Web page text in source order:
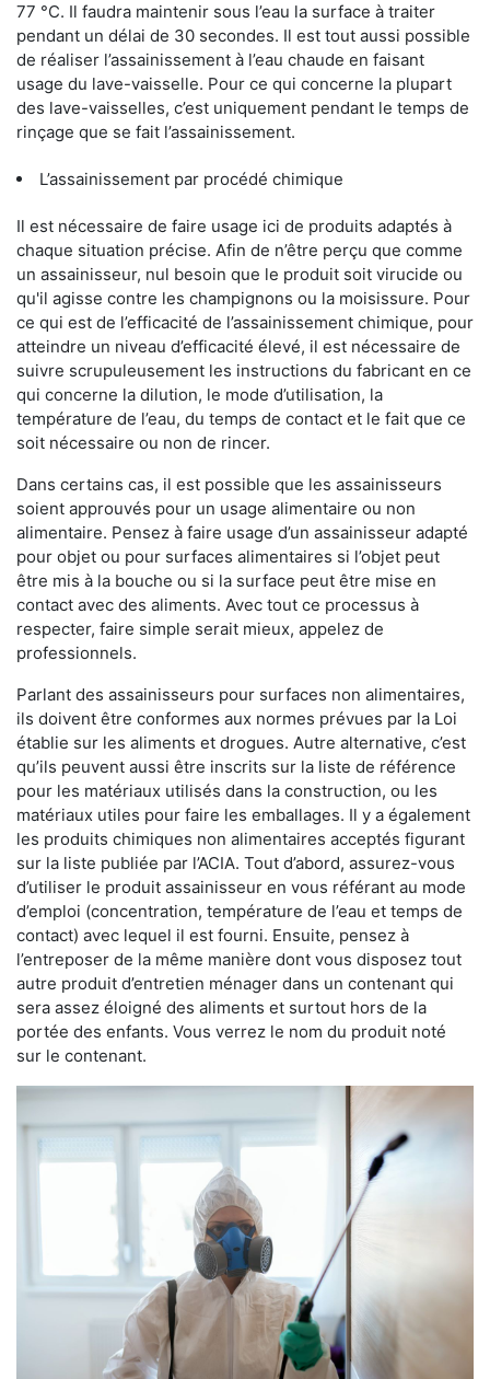
77 °C. Il faudra maintenir sous l’eau la surface à traiter
pendant un délai de 30 secondes. Il est tout aussi possible
de réaliser l’assainissement à l’eau chaude en faisant
usage du lave-vaisselle. Pour ce qui concerne la plupart
des lave-vaisselles, c’est uniquement pendant le temps de
rinçage que se fait l’assainissement.
L’assainissement par procédé chimique
Il est nécessaire de faire usage ici de produits adaptés à
chaque situation précise. Afin de n’être perçu que comme
un assainisseur, nul besoin que le produit soit virucide ou
qu'il agisse contre les champignons ou la moisissure. Pour
ce qui est de l’efficacité de l’assainissement chimique, pour
atteindre un niveau d’efficacité élevé, il est nécessaire de
suivre scrupuleusement les instructions du fabricant en ce
qui concerne la dilution, le mode d’utilisation, la
température de l’eau, du temps de contact et le fait que ce
soit nécessaire ou non de rincer.
Dans certains cas, il est possible que les assainisseurs
soient approuvés pour un usage alimentaire ou non
alimentaire. Pensez à faire usage d’un assainisseur adapté
pour objet ou pour surfaces alimentaires si l’objet peut
être mis à la bouche ou si la surface peut être mise en
contact avec des aliments. Avec tout ce processus à
respecter, faire simple serait mieux, appelez de
professionnels.
Parlant des assainisseurs pour surfaces non alimentaires,
ils doivent être conformes aux normes prévues par la Loi
établie sur les aliments et drogues. Autre alternative, c’est
qu’ils peuvent aussi être inscrits sur la liste de référence
pour les matériaux utilisés dans la construction, ou les
matériaux utiles pour faire les emballages. Il y a également
les produits chimiques non alimentaires acceptés figurant
sur la liste publiée par l’ACIA. Tout d’abord, assurez-vous
d’utiliser le produit assainisseur en vous référant au mode
d’emploi (concentration, température de l’eau et temps de
contact) avec lequel il est fourni. Ensuite, pensez à
l’entreposer de la même manière dont vous disposez tout
autre produit d’entretien ménager dans un contenant qui
sera assez éloigné des aliments et surtout hors de la
portée des enfants. Vous verrez le nom du produit noté
sur le contenant.